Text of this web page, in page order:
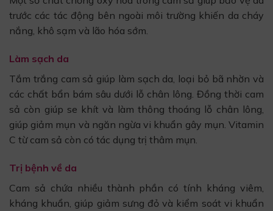
trước các tác động bên ngoài môi trường khiến da cháy
nắng, khô sạm và lão hóa sớm.
Làm sạch da
Tắm trắng cam sả giúp làm sạch da, loại bỏ bã nhờn và
các chất bẩn bám sâu dưới lỗ chân lông. Đồng thời cam
sả còn giúp se khít và làm thông thoáng lỗ chân lông,
giúp giảm mụn và ngăn ngừa vi khuẩn gây mụn. Vitamin
C từ cam sả còn có tác dụng trị thâm mụn.
Trị bệnh về da
Cam sả chứa nhiều thành phần có tính kháng viêm,
kháng khuẩn, giúp giảm sưng đỏ và kiểm soát vi khuẩn